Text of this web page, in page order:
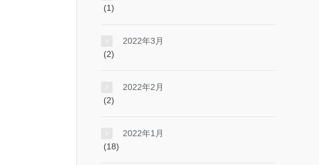
(1)
2022年3月
(2)
2022年2月
(2)
2022年1月
(18)